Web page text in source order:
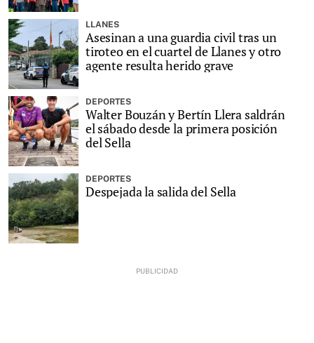
LLANES
Asesinan a una guardia civil tras un
tiroteo en el cuartel de Llanes y otro
agente resulta herido grave
DEPORTES
Walter Bouzán y Bertín Llera saldrán
el sábado desde la primera posición
del Sella
DEPORTES
Despejada la salida del Sella